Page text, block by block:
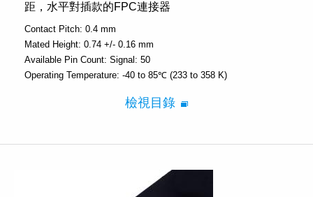
距，水平對插款的FPC連接器
Contact Pitch: 0.4 mm
Mated Height: 0.74 +/- 0.16 mm
Available Pin Count: Signal: 50
Operating Temperature: -40 to 85℃ (233 to 358 K)
檢視目錄